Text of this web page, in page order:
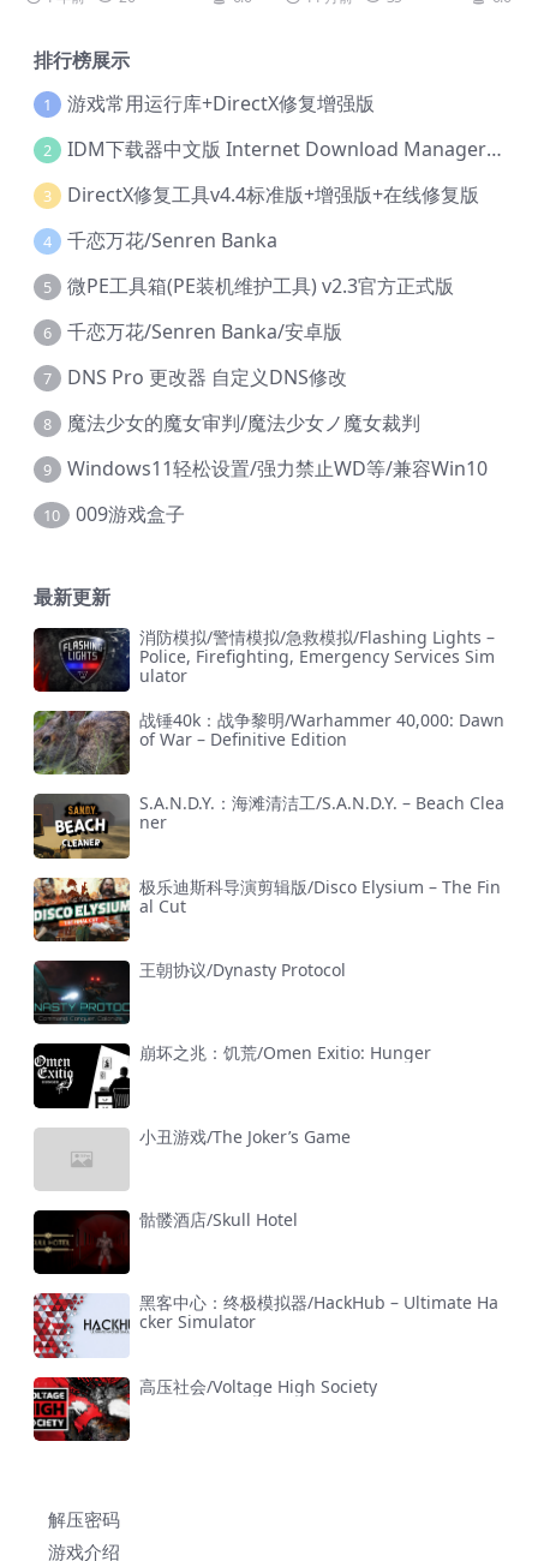
mson Manor
排行榜展示
1 游戏常用运行库+DirectX修复增强版
2 IDM下载器中文版 Internet Download Manager v6.42.36 IDM
3 DirectX修复工具v4.4标准版+增强版+在线修复版
4 千恋万花/Senren Banka
5 微PE工具箱(PE装机维护工具) v2.3官方正式版
6 千恋万花/Senren Banka/安卓版
7 DNS Pro 更改器 自定义DNS修改
8 魔法少女的魔女审判/魔法少女ノ魔女裁判
9 Windows11轻松设置/强力禁止WD等/兼容Win10
10 009游戏盒子
最新更新
消防模拟/警情模拟/急救模拟/Flashing Lights –
Police, Firefighting, Emergency Services Sim
ulator
战锤40k：战争黎明/Warhammer 40,000: Dawn
of War – Definitive Edition
S.A.N.D.Y.：海滩清洁工/S.A.N.D.Y. – Beach Clea
ner
极乐迪斯科导演剪辑版/Disco Elysium – The Fin
al Cut
王朝协议/Dynasty Protocol
崩坏之兆：饥荒/Omen Exitio: Hunger
小丑游戏/The Joker’s Game
骷髅酒店/Skull Hotel
黑客中心：终极模拟器/HackHub – Ultimate Ha
cker Simulator
高压社会/Voltage High Society
解压密码
游戏介绍